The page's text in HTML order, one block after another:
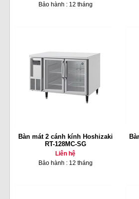
Bảo hành : 12 tháng
Bàn mát 2 cánh kính Hoshizaki
RT-128MC-SG
Liên hệ
Bảo hành : 12 tháng